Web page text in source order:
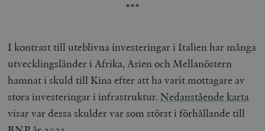
***
I kontrast till uteblivna investeringar i Italien har många
utvecklingsländer i Afrika, Asien och Mellanöstern
hamnat i skuld till Kina efter att ha varit mottagare av
stora investeringar i infrastruktur.Nedanstående karta
visar var dessa skulder var som störst i förhållande till